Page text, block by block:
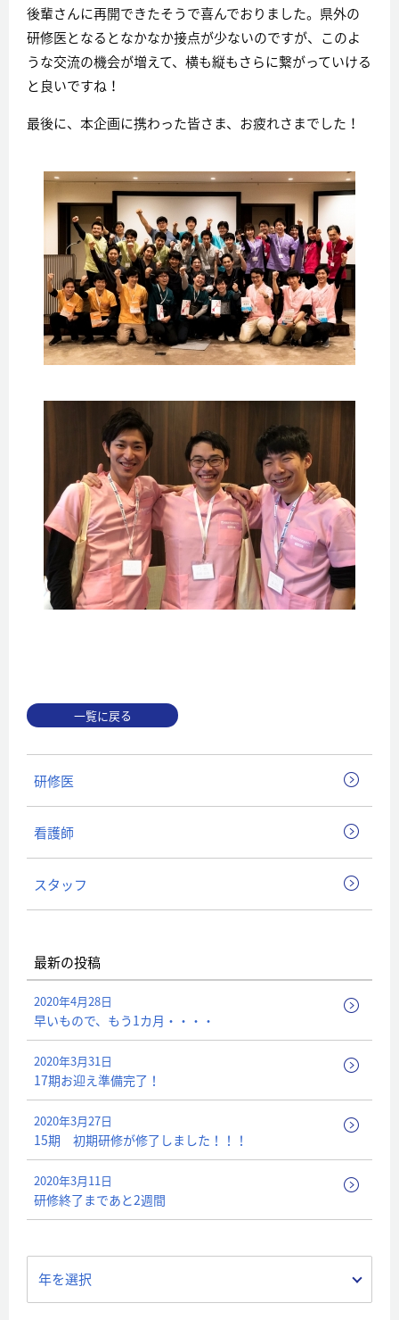
後輩さんに再開できたそうで喜んでおりました。県外の
研修医となるとなかなか接点が少ないのですが、このよ
うな交流の機会が増えて、横も縦もさらに繋がっていける
と良いですね！
最後に、本企画に携わった皆さま、お疲れさまでした！
一覧に戻る
研修医
看護師
スタッフ
最新の投稿
2020年4月28日
早いもので、もう1カ月・・・・
2020年3月31日
17期お迎え準備完了！
2020年3月27日
15期 初期研修が修了しました！！！
2020年3月11日
研修終了まであと2週間
年を選択